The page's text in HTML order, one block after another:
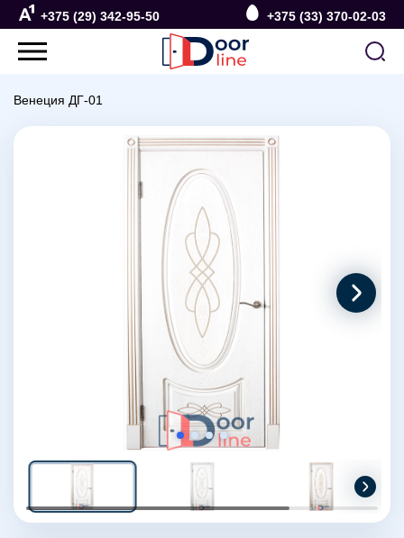
+375 (29) 342-95-50 +375 (33) 370-02-03
Венеция ДГ-01